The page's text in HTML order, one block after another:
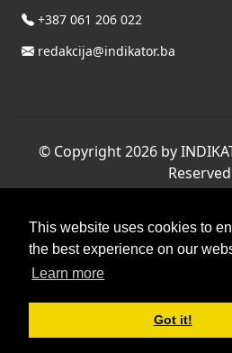
This website uses cookies to
the best experience on our
Learn more
Got it!
+387 061 206 022
redakcija@indikator.ba
© Copyright 2026 by
Powered by THYME